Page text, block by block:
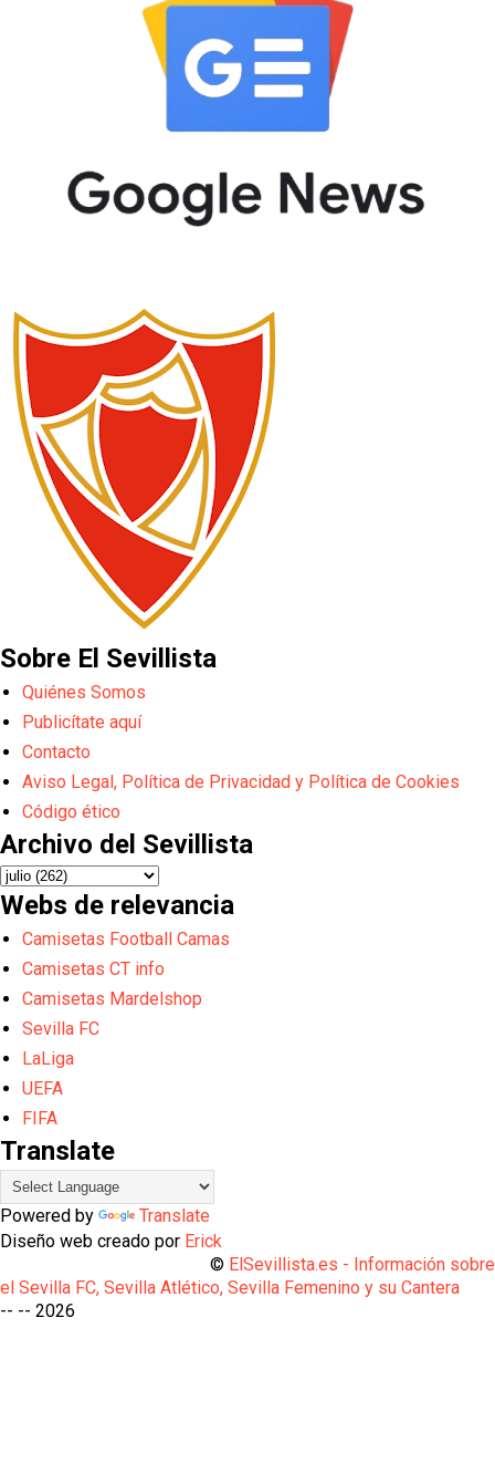
Sobre El Sevillista
Quiénes Somos
Publicítate aquí
Contacto
Aviso Legal, Política de Privacidad y Política de Cookies
Código ético
Archivo del Sevillista
Webs de relevancia
Camisetas Football Camas
Camisetas CT info
Camisetas Mardelshop
Sevilla FC
LaLiga
UEFA
FIFA
Translate
Powered by
Translate
Diseño web creado por Erick
© ElSevillista.es - Información sobre
el Sevilla FC, Sevilla Atlético, Sevilla Femenino y su Cantera
-- -- 2026